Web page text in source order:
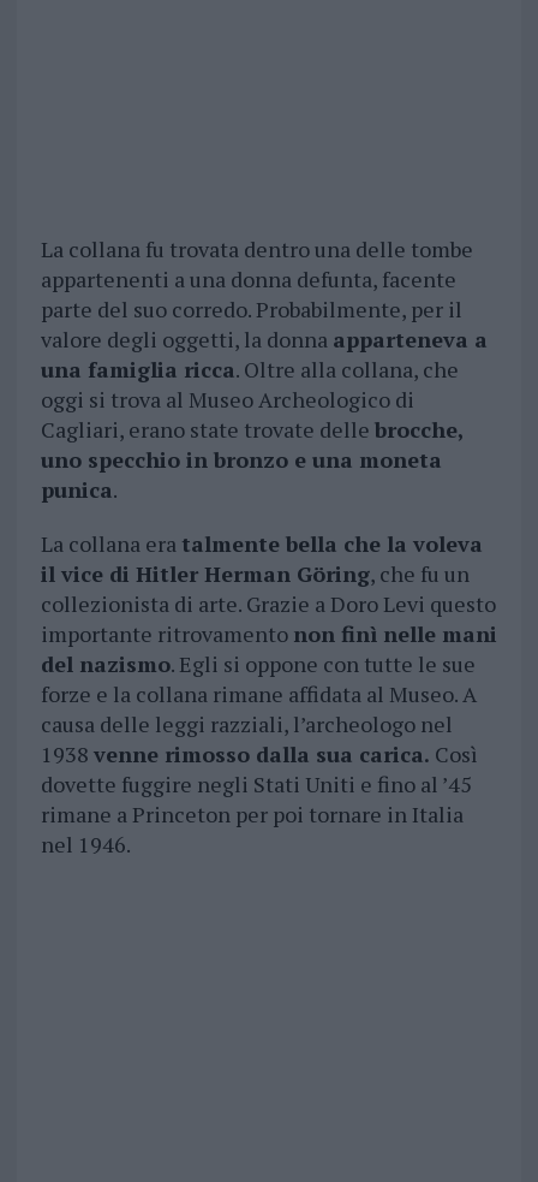
La collana fu trovata dentro una delle tombe
appartenenti a una donna defunta, facente
parte del suo corredo. Probabilmente, per il
valore degli oggetti, la donna apparteneva a
una famiglia ricca. Oltre alla collana, che
oggi si trova al Museo Archeologico di
Cagliari, erano state trovate delle brocche,
uno specchio in bronzo e una moneta
punica.
La collana era talmente bella che la voleva
il vice di Hitler Herman Göring, che fu un
collezionista di arte. Grazie a Doro Levi questo
importante ritrovamento non finì nelle mani
del nazismo. Egli si oppone con tutte le sue
forze e la collana rimane affidata al Museo. A
causa delle leggi razziali, l’archeologo nel
1938 venne rimosso dalla sua carica. Così
dovette fuggire negli Stati Uniti e fino al ’45
rimane a Princeton per poi tornare in Italia
nel 1946.